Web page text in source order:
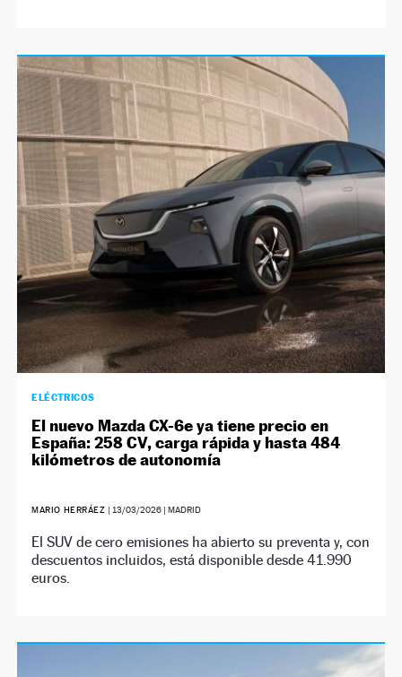
ELÉCTRICOS
El nuevo Mazda CX-6e ya tiene precio en
España: 258 CV, carga rápida y hasta 484
kilómetros de autonomía
MARIO HERRÁEZ | 13/03/2026| MADRID
El SUV de cero emisiones ha abierto su preventa y, con
descuentos incluidos, está disponible desde 41.990
euros.